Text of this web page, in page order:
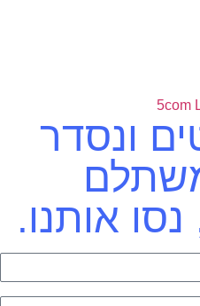
ונסדר
אותנו.